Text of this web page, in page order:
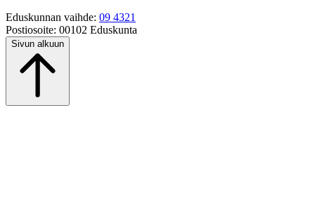
Eduskunnan vaihde: 09 4321
Postiosoite: 00102 Eduskunta
Sivun alkuun